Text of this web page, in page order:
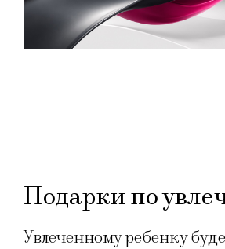
Подарки по
Увлеченному ребенку